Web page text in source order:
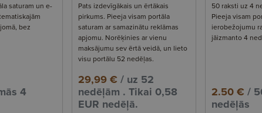
saturam un e-
bez
4
Pats izdevīgākais un ērtākais
pirkums. Pieeja visam portāla
saturam ar samazinātu reklāmas
apjomu. Norēķinies ar vienu
maksājumu sev ērtā veidā, un lieto
visu portālu 52 nedēļas.
29,99 € / uz 52
nedēļām . Tikai 0,58
EUR nedēļā.
50 raksti uz 4
Pieeja visam
ierobežojumu
jāizmanto 4
2.50 € /
nedēļās